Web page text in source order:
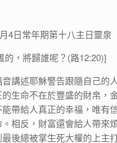
4日常年期第十八主日靈泉
的，將歸誰呢？(路12:20)]
講述耶穌警告跟隨自己的
生命不在於豐盛的財帛，
帶給人真正的幸福，唯有
相反，財富還會給人帶來
後總被掌生死大權的上主